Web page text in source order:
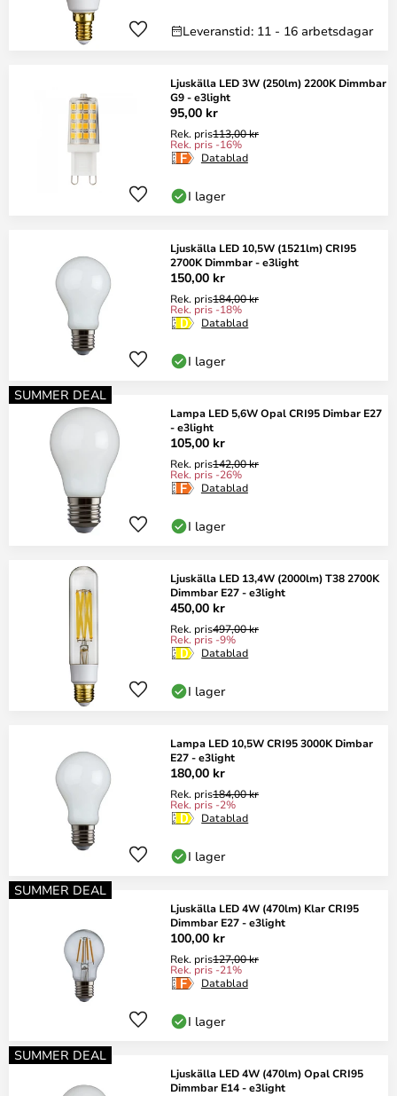
Leveranstid: 11 - 16 arbetsdagar
Ljuskälla LED 3W (250lm) 2200K Dimmbar
G9 - e3light
95,00 kr
Rek. pris113,00 kr
Rek. pris -16%
Datablad
I lager
Ljuskälla LED 10,5W (1521lm) CRI95
2700K Dimmbar - e3light
150,00 kr
Rek. pris184,00 kr
Rek. pris -18%
Datablad
I lager
SUMMER DEAL
Lampa LED 5,6W Opal CRI95 Dimbar E27
- e3light
105,00 kr
Rek. pris142,00 kr
Rek. pris -26%
Datablad
I lager
Ljuskälla LED 13,4W (2000lm) T38 2700K
Dimmbar E27 - e3light
450,00 kr
Rek. pris497,00 kr
Rek. pris -9%
Datablad
I lager
Lampa LED 10,5W CRI95 3000K Dimbar
E27 - e3light
180,00 kr
Rek. pris184,00 kr
Rek. pris -2%
Datablad
I lager
SUMMER DEAL
Ljuskälla LED 4W (470lm) Klar CRI95
Dimmbar E27 - e3light
100,00 kr
Rek. pris127,00 kr
Rek. pris -21%
Datablad
I lager
SUMMER DEAL
Ljuskälla LED 4W (470lm) Opal CRI95
Dimmbar E14 - e3light